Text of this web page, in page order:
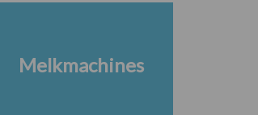
Melkmachines